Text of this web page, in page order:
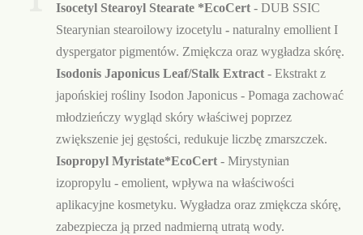
Isocetyl Stearoyl Stearate *EcoCert - DUB SSIC
Stearynian stearoilowy izocetylu - naturalny emollient I
dyspergator pigmentów. Zmiękcza oraz wygładza skórę.
Isodonis Japonicus Leaf/Stalk Extract - Ekstrakt z
japońskiej rośliny Isodon Japonicus - Pomaga zachować
młodzieńczy wygląd skóry właściwej poprzez
zwiększenie jej gęstości, redukuje liczbę zmarszczek.
Isopropyl Myristate*EcoCert - Mirystynian
izopropylu - emolient, wpływa na właściwości
aplikacyjne kosmetyku. Wygładza oraz zmiękcza skórę,
zabezpiecza ją przed nadmierną utratą wody.